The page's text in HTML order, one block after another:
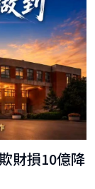
財損10億降